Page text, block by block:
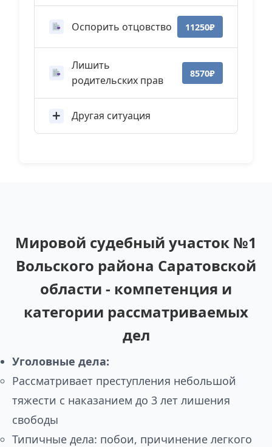
Оспорить отцовство 11250₽
Лишить
родительских прав
8570₽
Другая ситуация
Мировой судебный участок №1
Вольского района Саратовской
области - компетенция и
категории рассматриваемых
дел
Уголовные дела:
Рассматривает преступления небольшой
тяжести с наказанием до 3 лет лишения
свободы
Типичные дела: побои, причинение легкого